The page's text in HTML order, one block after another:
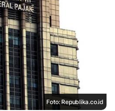
Foto: Republika.co.id